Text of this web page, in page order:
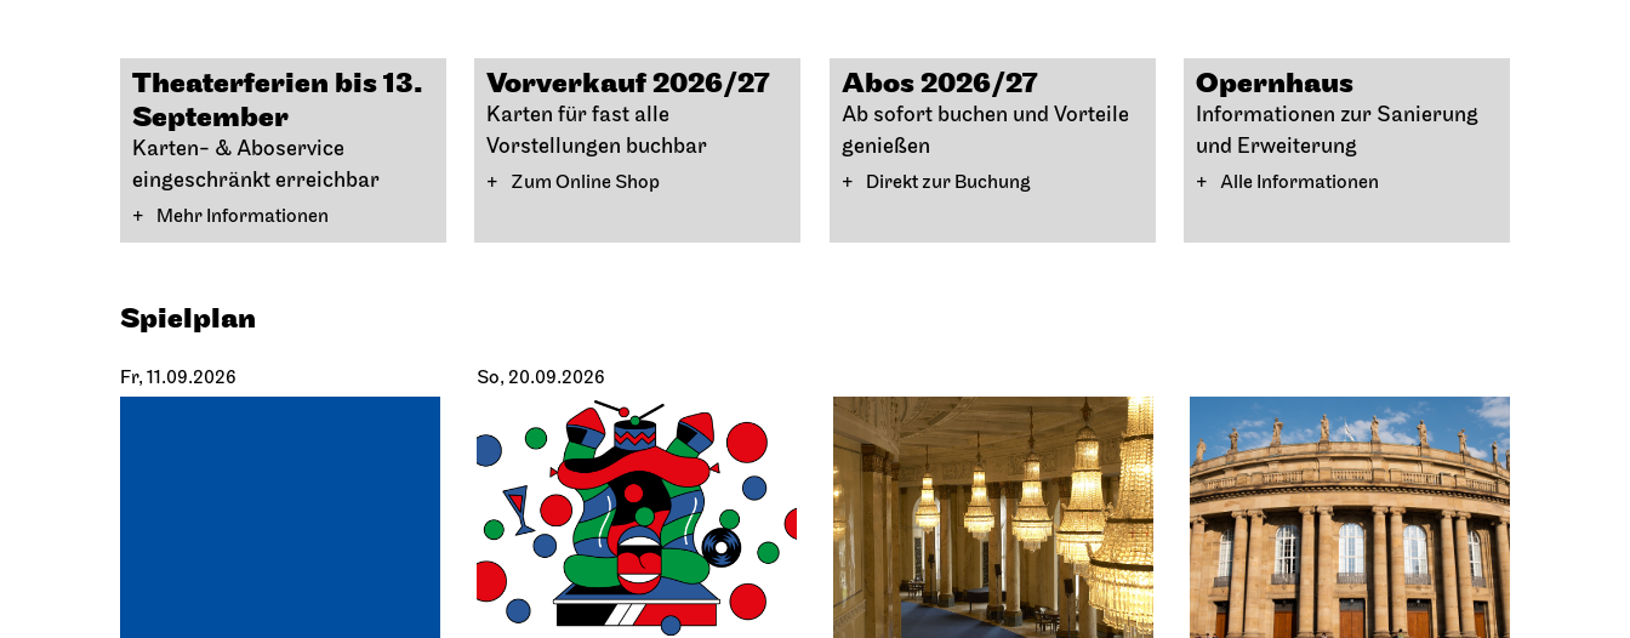
Theaterferien bis 13.
September
Karten- & Aboservice
eingeschränkt erreichbar
Mehr Informationen
Vorverkauf 2026/27
Karten für fast alle
Vorstellungen buchbar
Zum Online Shop
Abos 2026/27
Ab sofort buchen und Vorteile
genießen
Direkt zur Buchung
Opernhaus
Informationen zur Sanierung
und Erweiterung
Alle Informationen
Spielplan
Fr, 11.09.2026 So, 20.09.2026